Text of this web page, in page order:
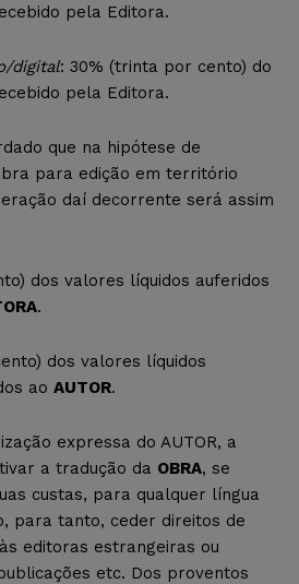
pela Editora.
digital: 30% (trinta por cento) do
pela Editora.
que na hipótese de
para edição em território
daí decorrente será assim
dos valores líquidos auferidos
.
dos valores líquidos
ao AUTOR.
expressa do AUTOR, a
a tradução da OBRA, se
custas, para qualquer língua
para tanto, ceder direitos de
às editoras estrangeiras ou
etc. Dos proventos